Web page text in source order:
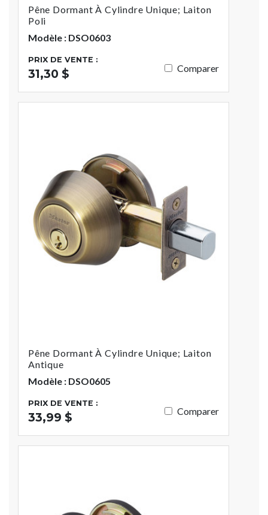
Pêne Dormant À Cylindre Unique; Laiton
Poli
Modèle : DSO0603
PRIX DE VENTE :
31,30 $ Comparer
Pêne Dormant À Cylindre Unique; Laiton
Antique
Modèle : DSO0605
PRIX DE VENTE :
33,99 $ Comparer